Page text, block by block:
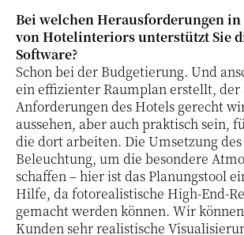
Bei welchen Herausforderungen
von Hotelinteriors unterstützt Sie
Software?
Schon bei der Budgetierung. Und
ein effizienter Raumplan erstellt, der
Anforderungen des Hotels gerecht
aussehen, aber auch praktisch sein,
die dort arbeiten. Die Umsetzung des
Beleuchtung, um die besondere
schaffen – hier ist das Planungstool
Hilfe, da fotorealistische High-End-
gemacht werden können. Wir
Kunden sehr realistische